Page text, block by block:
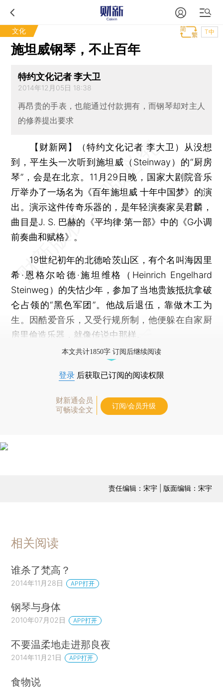
文化 T中
施坦威钢琴，不止百年
特约文化记者 李大卫
2014年12月05日 18:38
再昂贵的手表，也能通过付款拥有，而钢琴却对主人
的修养提出要求
【财新网】（特约文化记者 李大卫）
从没想
到，平生头一次听到施坦威（Steinway）的“厨房
琴”，会是在北京。11月29日晚，国家大剧院音乐
厅举办了一场名为《百年施坦威 十年中国梦》的演
出。演示这件传奇乐器的，是年轻演奏家吴君麟，
曲目是J. S. 巴赫的《平均律·第一部》中的《G小调
前奏曲和赋格》。
19世纪初年的北德哈茨山区，有个名叫海因里
希·恩格尔哈德·施坦维格（Heinrich Engelhard
Steinweg）的失怙少年，参加了当地贵族抵抗拿破
仑占领的“黑色军团”。他战后退伍，靠做木工为
生。因酷爱音乐，又受行规所制，他便躲在自家厨
房里偷造乐器，就像传说中那样。
本文共计1850字 订阅后继续阅读
登录 后获取已订阅的阅读权限
财新通会员
可畅读全文
订阅/会员升级
责任编辑：宋宇 | 版面编辑：宋宇
相关阅读
谁杀了梵高？
2014年11月28日 APP打开
钢琴与身体
2010年07月02日 APP打开
不要温柔地走进那良夜
2014年11月21日 APP打开
食物说